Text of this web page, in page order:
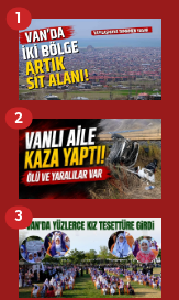
1
2
3